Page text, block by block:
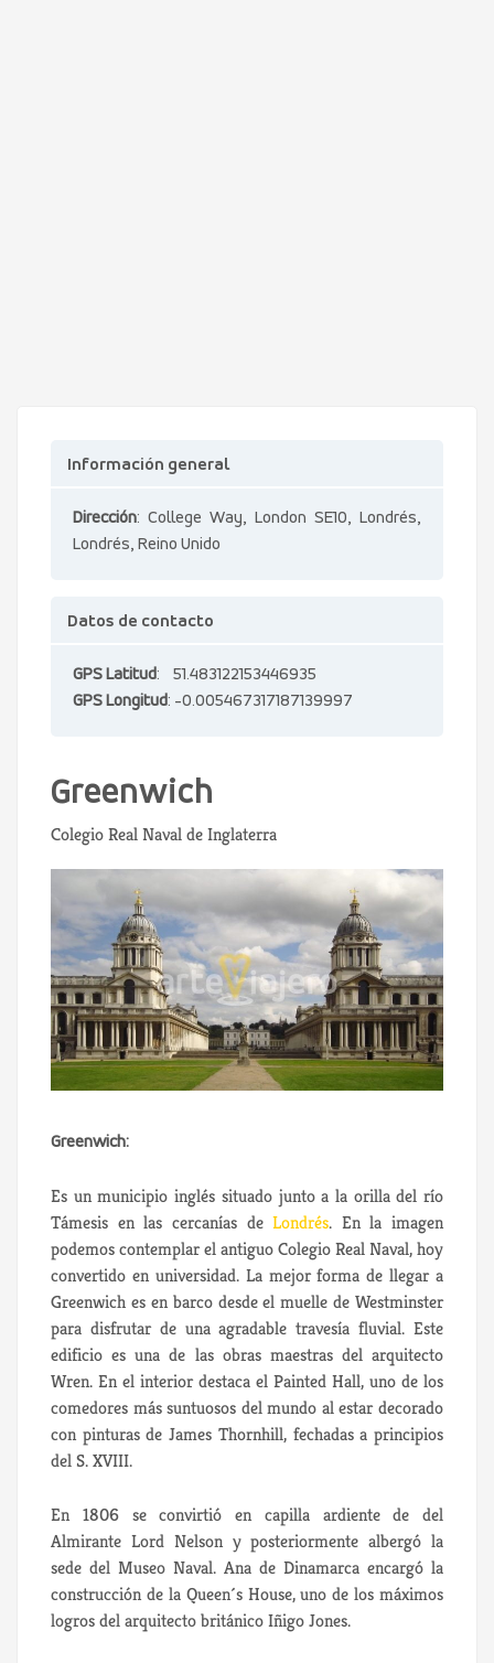
Información general
Dirección: College Way, London SE10, Londrés,
Londrés, Reino Unido
Datos de contacto
GPS Latitud: 51.483122153446935
GPS Longitud: -0.005467317187139997
Greenwich
Colegio Real Naval de Inglaterra
Greenwich:
Es un municipio inglés situado junto a la orilla del río
Támesis en las cercanías deLondrés. En la imagen
podemos contemplar el antiguo Colegio Real Naval, hoy
convertido en universidad. La mejor forma de llegar a
Greenwich es en barco desde el muelle de Westminster
para disfrutar de una agradable travesía fluvial. Este
edificio es una de las obras maestras del arquitecto
Wren. En el interior destaca el Painted Hall, uno de los
comedores más suntuosos del mundo al estar decorado
con pinturas de James Thornhill, fechadas a principios
del S. XVIII.
En 1806 se convirtió en capilla ardiente de del
Almirante Lord Nelson y posteriormente albergó la
sede del Museo Naval. Ana de Dinamarca encargó la
construcción de la Queen´s House, uno de los máximos
logros del arquitecto británico Iñigo Jones.